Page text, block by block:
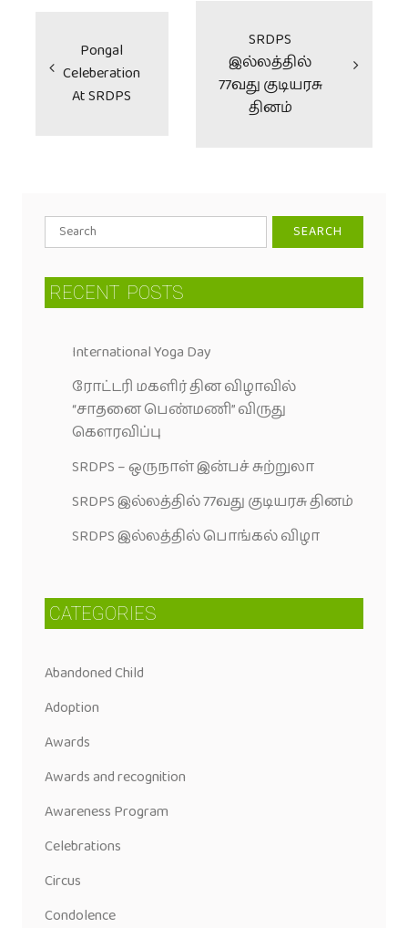
Pongal
Celeberation
At SRDPS
SRDPS
இல்லத்தில்
77வது குடியரசு
தினம்
RECENT POSTS
International Yoga Day
ரோட்டரி மகளிர் தின விழாவில்
“சாதனை பெண்மணி” விருது
கெளரவிப்பு
SRDPS – ஒருநாள் இன்பச் சுற்றுலா
SRDPS இல்லத்தில் 77வது குடியரசு தினம்
SRDPS இல்லத்தில் பொங்கல் விழா
CATEGORIES
Abandoned Child
Adoption
Awards
Awards and recognition
Awareness Program
Celebrations
Circus
Condolence